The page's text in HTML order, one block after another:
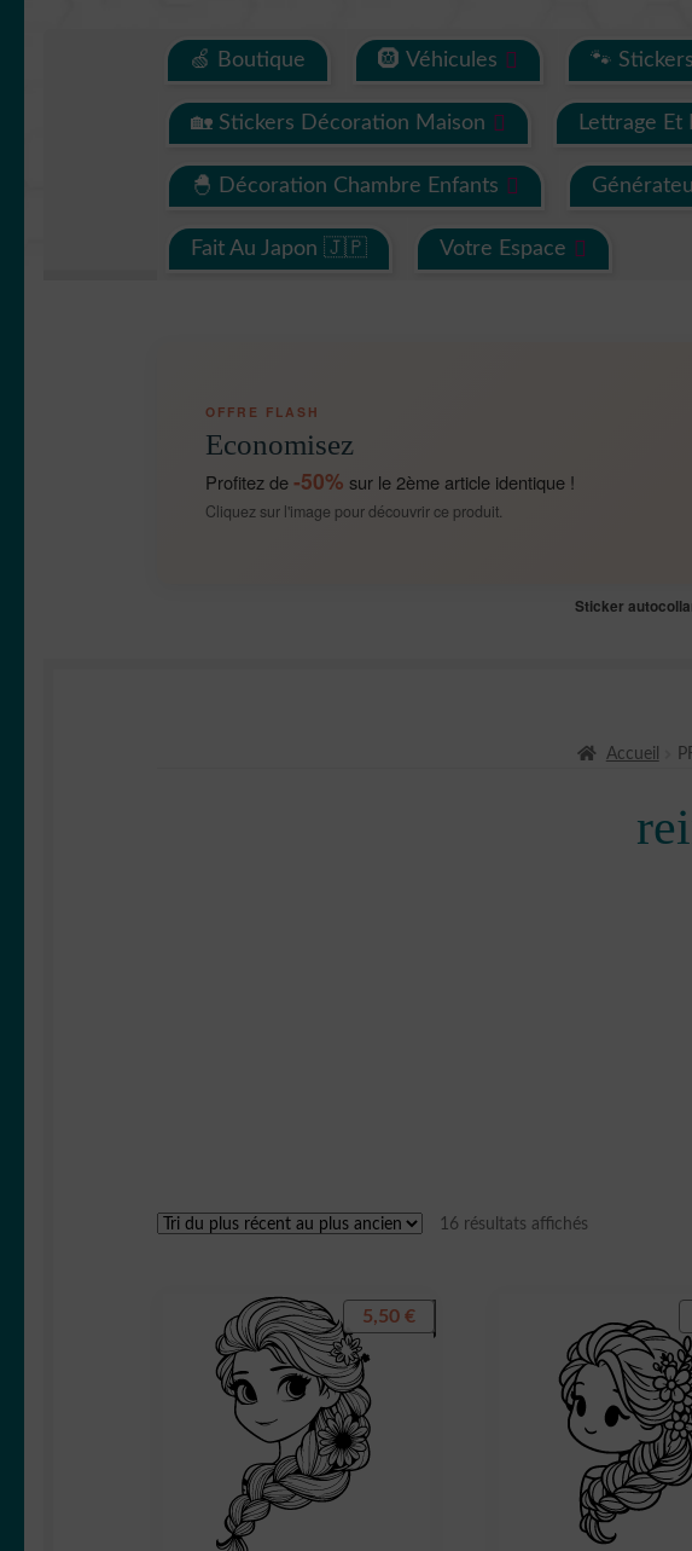
🍏 Boutique 🛞 Véhicules 🐾
🏡 Stickers Décoration Maison Lettrage Et
🐣 Décoration Chambre Enfants
Fait Au Japon 🇯🇵 Votre Espace
OFFRE FLASH
Economisez
Profitez de-50% sur le 2ème article identique !
Cliquez sur l'image pour découvrir ce produit.
Sticker
Accueil
16 résultats affichés
au
plus
ancien
5,50€